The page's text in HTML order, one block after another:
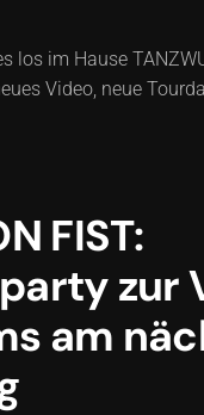
los im Hause
Video, neue
FIST:
zur
am